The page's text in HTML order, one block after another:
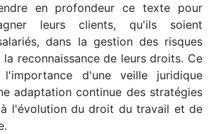
en profondeur ce texte pour
leurs clients, qu'ils soient
dans la gestion des risques
reconnaissance de leurs droits. Ce
d'une veille juridique
adaptation continue des stratégies
l'évolution du droit du travail et de